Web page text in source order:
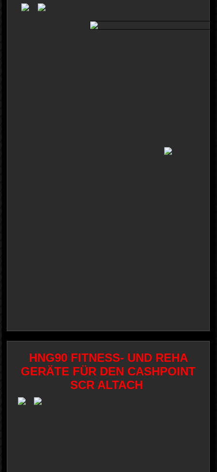
HNG90 FITNESS- UND REHA
GERÄTE FÜR DEN CASHPOINT
SCR ALTACH